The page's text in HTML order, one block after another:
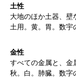
土性
大地のほか土器、壁
土用。黄。胃。数宇
金性
すべての金属と、金
秋。白。肺臓。数字